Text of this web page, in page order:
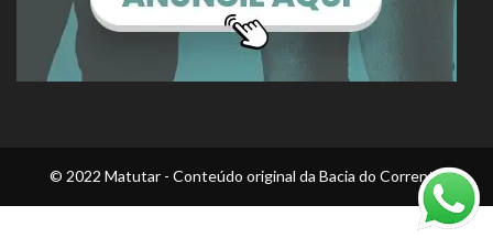
© 2022 Matutar - Conteúdo original da Bacia do Corrente